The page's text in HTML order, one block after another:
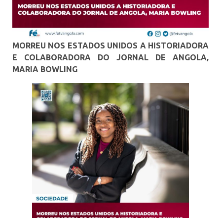
MORREU NOS ESTADOS UNIDOS A HISTORIADORA
E COLABORADORA DO JORNAL DE ANGOLA,
MARIA BOWLING